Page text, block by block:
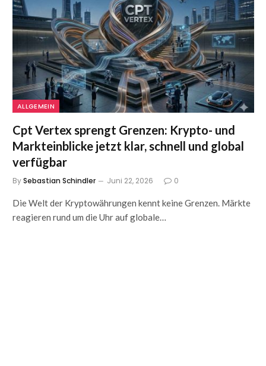
ALLGEMEIN
Cpt Vertex sprengt Grenzen: Krypto- und
Markteinblicke jetzt klar, schnell und global
verfügbar
BySebastian Schindler Juni 22, 2026 0
Die Welt der Kryptowährungen kennt keine Grenzen. Märkte
reagieren rund um die Uhr auf globale…